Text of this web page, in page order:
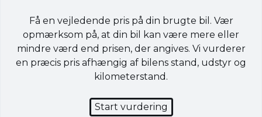
Få en vejledende pris på din brugte bil. Vær
opmærksom på, at din bil kan være mere eller
mindre værd end prisen, der angives. Vi vurderer
en præcis pris afhængig af bilens stand, udstyr og
kilometerstand.
Start vurdering